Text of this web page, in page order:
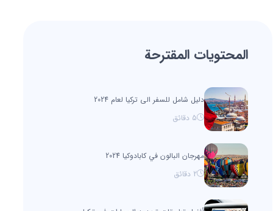
المحتويات المقترحة
دليل شامل للسفر الى تركيا لعام 2024
5 دقائق
مهرجان البالون في كابادوكيا 2024
2 دقائق